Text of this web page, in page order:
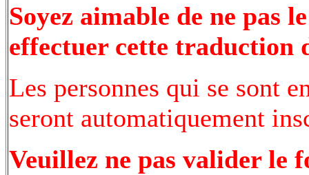
Soyez aimable de ne pas
effectuer cette traduction
Les personnes qui se sont
seront automatiquement
Veuillez ne pas valider le